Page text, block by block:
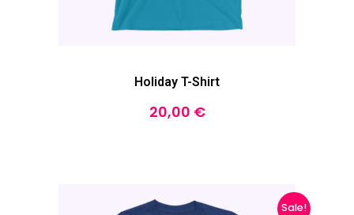
Holiday T-Shirt
20,00 €
Sale!